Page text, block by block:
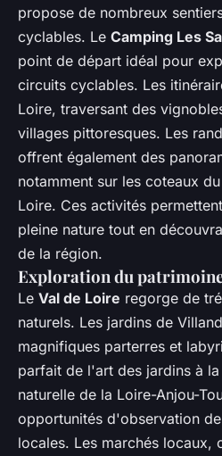
propose de nombreux
cyclables. Le Camping Les
point de départ idéal pour
circuits cyclables. Les
Loire, traversant des
villages pittoresques. Les
offrent également des
notamment sur les coteaux
Loire. Ces activités
pleine nature tout en
de la région.
Exploration du
Le Val de Loire regorge de
naturels. Les jardins de
magnifiques parterres et
parfait de l'art des jardins à
naturelle de la Loire-Anjou-
opportunités d'observation
locales. Les marchés locaux,